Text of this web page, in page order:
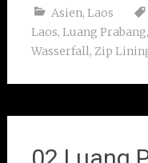
Asien, Laos
Laos, Luang Prabang,
Wasserfall, Zip